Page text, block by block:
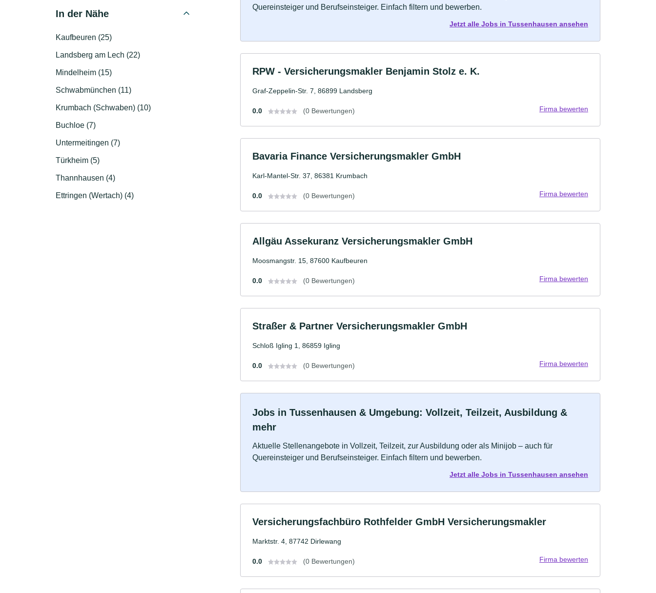
In der Nähe
Kaufbeuren (25)
Landsberg am Lech (22)
Mindelheim (15)
Schwabmünchen (11)
Krumbach (Schwaben) (10)
Buchloe (7)
Untermeitingen (7)
Türkheim (5)
Thannhausen (4)
Ettringen (Wertach) (4)
Quereinsteiger und Berufseinsteiger. Einfach filtern und bewerben.
Jetzt alle Jobs in Tussenhausen ansehen
RPW - Versicherungsmakler Benjamin Stolz e. K.
Graf-Zeppelin-Str. 7, 86899 Landsberg
0.0 (0 Bewertungen) Firma bewerten
Bavaria Finance Versicherungsmakler GmbH
Karl-Mantel-Str. 37, 86381 Krumbach
0.0 (0 Bewertungen) Firma bewerten
Allgäu Assekuranz Versicherungsmakler GmbH
Moosmangstr. 15, 87600 Kaufbeuren
0.0 (0 Bewertungen) Firma bewerten
Straßer & Partner Versicherungsmakler GmbH
Schloß Igling 1, 86859 Igling
0.0 (0 Bewertungen) Firma bewerten
Jobs in Tussenhausen & Umgebung: Vollzeit, Teilzeit, Ausbildung &
mehr
Aktuelle Stellenangebote in Vollzeit, Teilzeit, zur Ausbildung oder als Minijob – auch für
Quereinsteiger und Berufseinsteiger. Einfach filtern und bewerben.
Jetzt alle Jobs in Tussenhausen ansehen
Versicherungsfachbüro Rothfelder GmbH Versicherungsmakler
Marktstr. 4, 87742 Dirlewang
0.0 (0 Bewertungen) Firma bewerten